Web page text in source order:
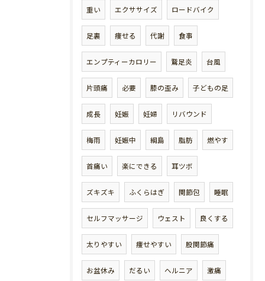
重い エクササイズ ロードバイク
足裏 痩せる 代謝 食事
エンプティーカロリー 鵞足炎 台風
片頭痛 必要 膝の歪み 子どもの足
成長 妊娠 妊婦 リバウンド
梅雨 妊娠中 綱島 脂肪 燃やす
首痛い 楽にできる 耳ツボ
ズキズキ ふくらはぎ 関節包 睡眠
セルフマッサージ ウェスト 良くする
太りやすい 痩せやすい 股関節痛
お盆休み だるい ヘルニア 激痛